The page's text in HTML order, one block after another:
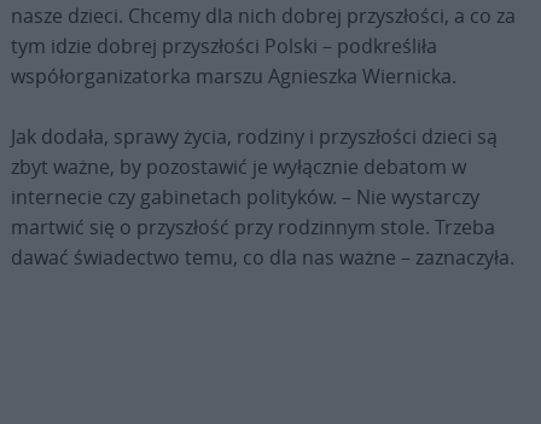
nasze dzieci. Chcemy dla nich dobrej przyszłości, a co za
tym idzie dobrej przyszłości Polski – podkreśliła
współorganizatorka marszu Agnieszka Wiernicka.
Jak dodała, sprawy życia, rodziny i przyszłości dzieci są
zbyt ważne, by pozostawić je wyłącznie debatom w
internecie czy gabinetach polityków. – Nie wystarczy
martwić się o przyszłość przy rodzinnym stole. Trzeba
dawać świadectwo temu, co dla nas ważne – zaznaczyła.